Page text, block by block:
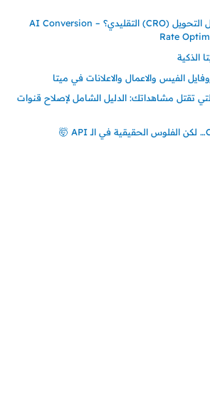
لماذا يفشل تحسين معدل التحويل (CRO) التقليدي؟ – AI Conversion
Rate
الذكية
الفيس والاعمال والاعلانات في ميتا
تقتل مشاهداتك: الدليل الشامل لإصلاح قنوات